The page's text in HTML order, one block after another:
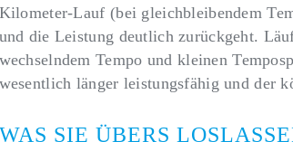
Kilometer-Lauf (bei gleichbleibendem
und die Leistung deutlich zurückgeht.
wechselndem Tempo und kleinen
wesentlich länger leistungsfähig und der
WAS SIE ÜBERS